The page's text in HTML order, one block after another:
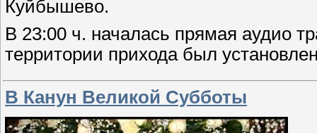
Куйбышево.
В 23:00 ч. началась прямая аудио
территории прихода был
В Канун Великой Субботы